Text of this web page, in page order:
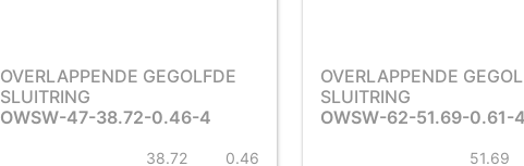
OVERLAPPENDE GEGOLFDE
SLUITRING
OWSW-47-38.72-0.46-4
38.72 0.46
OVERLAPPENDE
SLUITRING
OWSW-62-51.69-0.61-
51.69